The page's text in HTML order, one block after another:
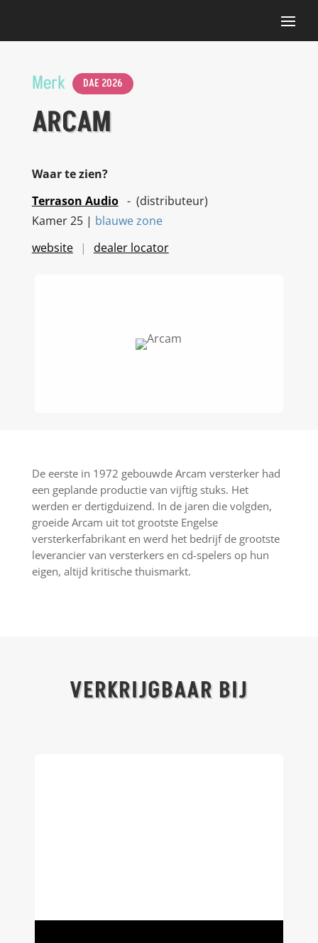
Merk DAE 2026
ARCAM
Waar te zien?
Terrason Audio- (distributeur)
Kamer 25 | blauwe zone
website
dealer locator
De eerste in 1972 gebouwde Arcam versterker had
een geplande productie van vijftig stuks. Het
werden er dertigduizend. In de jaren die volgden,
groeide Arcam uit tot grootste Engelse
versterkerfabrikant en werd het bedrijf de grootste
leverancier van versterkers en cd-spelers op hun
eigen, altijd kritische thuismarkt.
VERKRIJGBAAR BIJ